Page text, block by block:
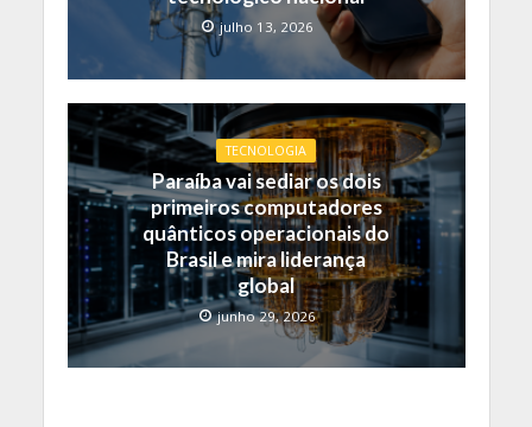
julho 13, 2026
TECNOLOGIA
Paraíba vai sediar os dois
primeiros computadores
quânticos operacionais do
Brasil e mira liderança
global
junho 29, 2026